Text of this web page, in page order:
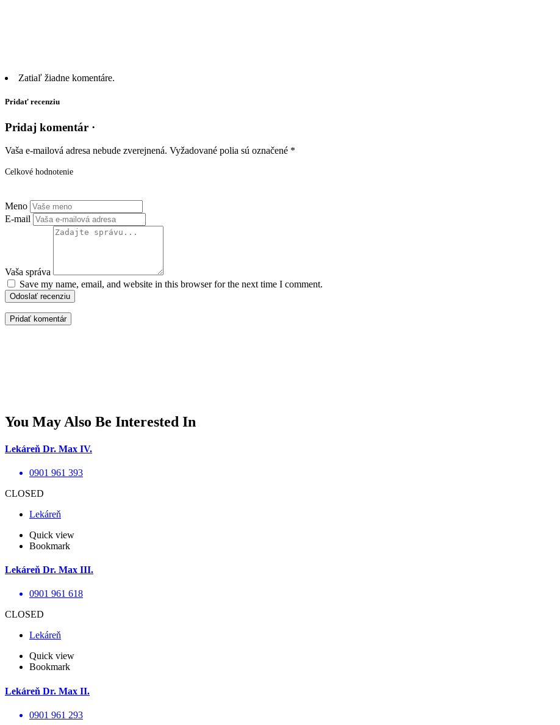
Zatiaľ žiadne komentáre.
Pridať recenziu
Pridaj komentár ·
Vaša e-mailová adresa nebude zverejnená. Vyžadované polia sú označené *
Celkové hodnotenie
Meno
E-mail
Vaša správa
Save my name, email, and website in this browser for the next time I comment.
Odoslať recenziu
You May Also Be Interested In
Lekáreň Dr. Max IV.
0901 961 393
CLOSED
Lekáreň
Quick view
Bookmark
Lekáreň Dr. Max III.
0901 961 618
CLOSED
Lekáreň
Quick view
Bookmark
Lekáreň Dr. Max II.
0901 961 293